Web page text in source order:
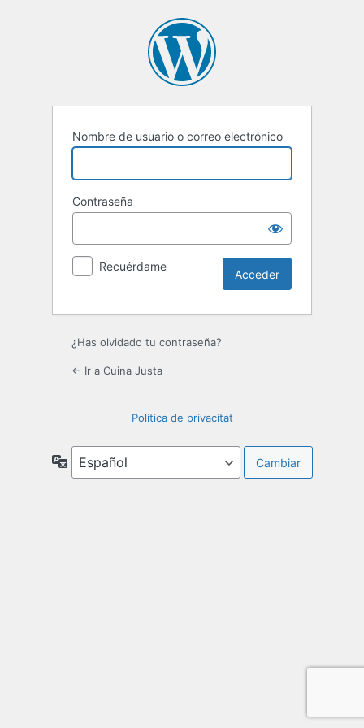
Nombre de usuario o correo electrónico
Contraseña
Recuérdame
¿Has olvidado tu contraseña?
← Ir a Cuina Justa
Política de privacitat
Idioma